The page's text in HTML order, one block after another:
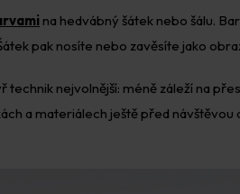
na hedvábný šátek nebo šálu.
pak nosíte nebo zavěsíte jako
technik nejvolnější: méně záleží na
a materiálech ještě před